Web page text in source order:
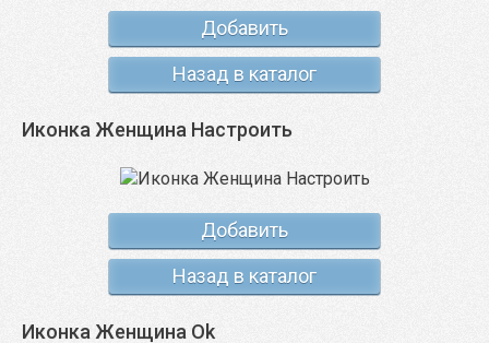
Добавить
Назад в каталог
Иконка Женщина Настроить
Добавить
Назад в каталог
Иконка Женщина Ok